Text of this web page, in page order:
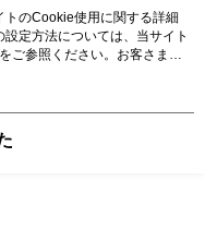
のCookie使用に関する詳細
定方法については、当サイト
ご参照ください。お客さま
サイト利用規約のCookieポリ